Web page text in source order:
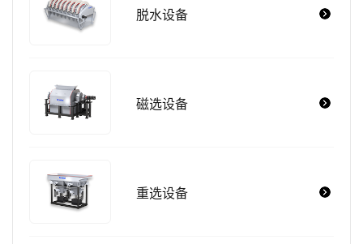
脱水设备
磁选设备
重选设备